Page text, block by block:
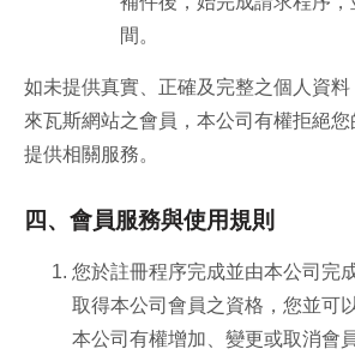
間。
如未提供真實、正確及完整之個人資
來瓦斯網站之會員，本公司有權拒絕
提供相關服務。
四、會員服務與使用規則
您於註冊程序完成並由本公司完
取得本公司會員之資格，您並可
本公司有權增加、變更或取消會